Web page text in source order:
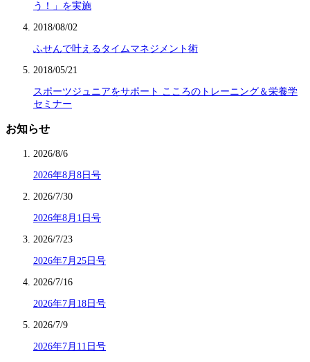
う！」を実施
2018/08/02
ふせんで叶えるタイムマネジメント術
2018/05/21
スポーツジュニアをサポート こころのトレーニング＆栄養学
セミナー
お知らせ
2026/8/6
2026年8月8日号
2026/7/30
2026年8月1日号
2026/7/23
2026年7月25日号
2026/7/16
2026年7月18日号
2026/7/9
2026年7月11日号